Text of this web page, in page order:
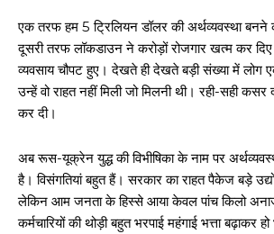
एक तरफ हम 5 ट्रिलियन डॉलर की अर्थव्यवस्था
दूसरी तरफ लॉकडाउन ने करोड़ों रोजगार खत्म कर
व्यवसाय चौपट हुए। देखते ही देखते बड़ी संख्या में लोग
उन्हें वो राहत नहीं मिली जो मिलनी थी। रही-सही कसर
कर दी।
अब रूस-यूक्रेन युद्ध की विभीषिका के नाम पर
है। विसंगतियां बहुत हैं। सरकार का राहत पैकेज बड़े
लेकिन आम जनता के हिस्से आया केवल पांच किलो
कर्मचारियों की थोड़ी बहुत भरपाई महंगाई भत्ता बढ़ाकर